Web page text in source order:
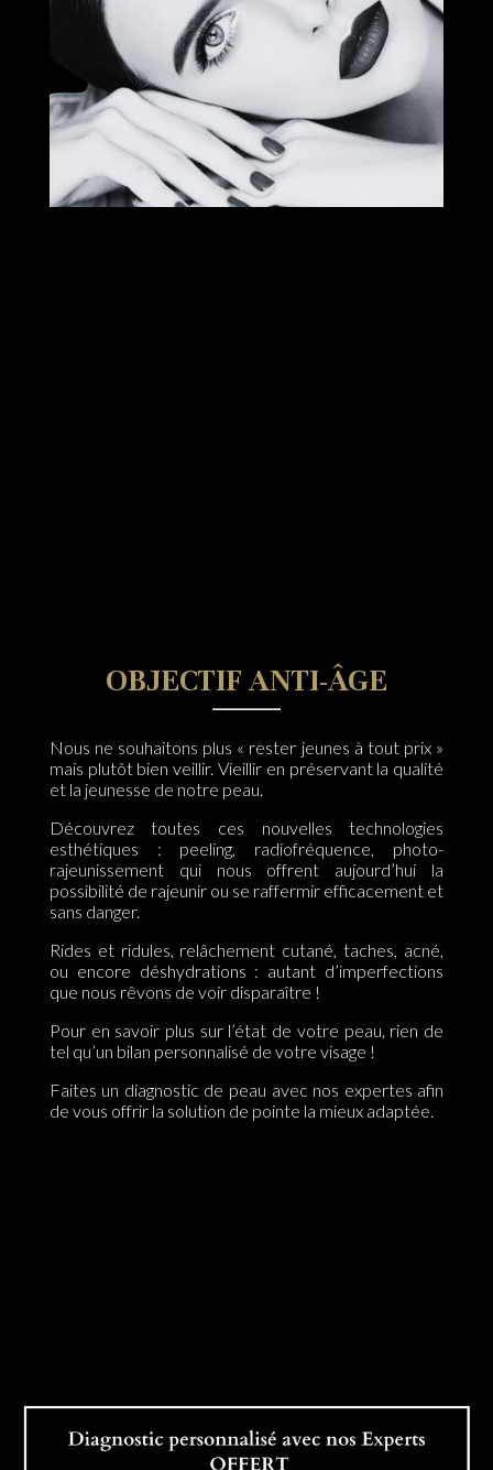
OBJECTIF ANTI-ÂGE
Nous ne souhaitons plus « rester jeunes à tout prix »
mais plutôt bien veillir. Vieillir en préservant la qualité
et la jeunesse de notre peau.
Découvrez toutes ces nouvelles technologies
esthétiques : peeling, radiofréquence, photo-
rajeunissement qui nous offrent aujourd’hui la
possibilité de rajeunir ou se raffermir efficacement et
sans danger.
Rides et ridules, relâchement cutané, taches, acné,
ou encore déshydrations : autant d’imperfections
que nous rêvons de voir disparaître !
Pour en savoir plus sur l’état de votre peau, rien de
tel qu’un bilan personnalisé de votre visage !
Faites un diagnostic de peau avec nos expertes afin
de vous offrir la solution de pointe la mieux adaptée.